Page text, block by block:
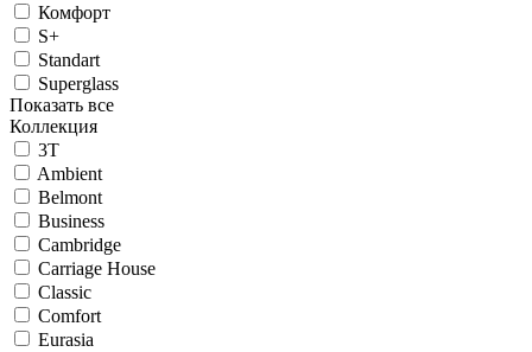
Комфорт
S+
Standart
Superglass
Показать все
Коллекция
3T
Ambient
Belmont
Business
Cambridge
Carriage House
Classic
Comfort
Eurasia